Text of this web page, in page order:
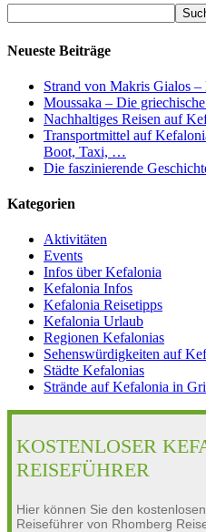
Neueste Beiträge
Strand von Makris Gialos
Moussaka – Die
Nachhaltiges Reisen auf
Transportmittel auf
Boot, Taxi, …
Die faszinierende
Kategorien
Aktivitäten
Events
Infos über Kefalonia
Kefalonia Infos
Kefalonia Reisetipps
Kefalonia Urlaub
Regionen Kefalonias
Sehenswürdigkeiten auf
Städte Kefalonias
Strände auf Kefalonia in
KOSTENLOSER
REISEFÜHRER
Hier können Sie den
Reiseführer von Rhomberg